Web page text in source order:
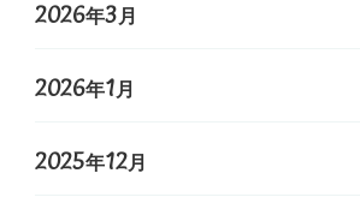
2026年3月
2026年1月
2025年12月